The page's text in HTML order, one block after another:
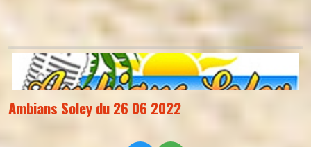
Ambians Soley du 26 06 2022